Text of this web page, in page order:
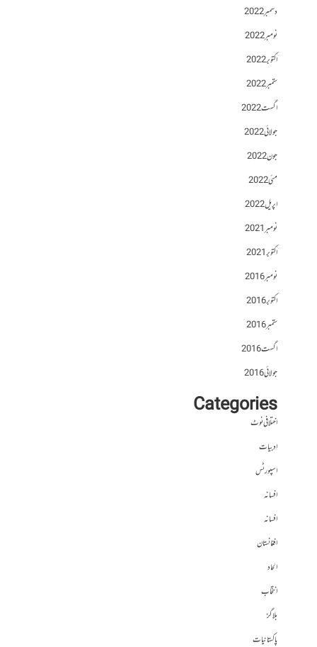
دسمبر 2022
نومبر 2022
اکتوبر 2022
ستمبر 2022
اگست 2022
جولائی 2022
جون 2022
مئی 2022
اپریل 2022
نومبر 2021
اکتوبر 2021
نومبر 2016
اکتوبر 2016
ستمبر 2016
اگست 2016
جولائی 2016
Categories
اختلافی نوٹ
ادبیات
اسپورٹس
افسانہ
افسانہ
افغانستان
الحاد
انتخاب
بلاگز
پاکستانیات